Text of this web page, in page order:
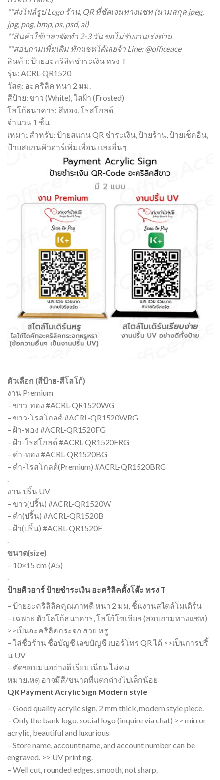
**ส่งไฟล์รูป Logo ร้าน, QR ที่ชัดเจนทางแชท (นามสกุล jpeg,
jpg, png, bmp, ps, psd, ai)
**สินค้าใช้เวลาจัดทำ 2-3 วัน ขอไม่รับงานเร่งด่วน
**สอบถามเพิ่มเติม ทักแชทได้เลยจ้า Line: @officeace
สินค้า: ป้ายอะคริลิคชำระเงิน ทรง T
รุ่น: ACRL-QR1520
วัสดุ: อะคริลิค หนา 2 มม.
สีป้าย: ขาว (White), ใสฝ้า (Frosted)
โลโก้ธนาคาร: สีทอง, โรสโกลด์
จำนวน 1 ชิ้น
เหมาะสำหรับ: ป้ายสแกน QR ชำระเงิน, ป้ายร้าน, ป้ายเช็คอิน,
ป้ายสแกนคิวอาร์เพิ่มเพื่อน และอื่นๆ
ตัวเลือก (สีป้าย-สีโลโก้)
งาน Premium
– ขาว-ทอง #ACRL-QR1520WG
– ขาว-โรสโกลด์ #ACRL-QR1520WRG
– ฝ้า-ทอง #ACRL-QR1520FG
– ฝ้า-โรสโกลด์ #ACRL-QR1520FRG
– ดำ-ทอง #ACRL-QR1520BG
– ดำ-โรสโกลด์(Premium) #ACRL-QR1520BRG
งาน ปริ้น UV
– ขาว(ปริ้น) #ACRL-QR1520W
– ดำ(ปริ้น) #ACRL-QR1520B
– ฝ้า(ปริ้น) #ACRL-QR1520F
ขนาด(size)
– 10×15 cm (A5)
ป้ายคิวอาร์ ป้ายชำระเงิน อะคริลิคตั้งโต๊ะ ทรง T
– ป้ายอะคริลิลิคคุณภาพดี หนา 2 มม. ชิ้นงานสไตล์โมเดิร์น
– เฉพาะ ตัวโลโก้ธนาคาร, โลโก้โซเชียล (สอบถามทางแชท)
>>เป็นอะคริลิคกระจก สวย หรู
– ใส่ชื่อร้าน ชื่อบัญชี เลขบัญชี เบอร์โทร QR ได้ >>เป็นการปริ้
น UV
– ตัดขอบมนอย่างดี เรียบ เนียน ไม่คม
หมายเหตุ อาจมีสี/ขนาดที่แตกต่างไปเล็กน้อย
QR Payment Acrylic Sign Modern style
– Good quality acrylic sign, 2 mm thick, modern style piece.
– Only the bank logo, social logo (inquire via chat) >> mirror
acrylic, beautiful and luxurious.
– Store name, account name, and account number can be
engraved. >> UV printing.
– Well cut, rounded edges, smooth, not sharp.